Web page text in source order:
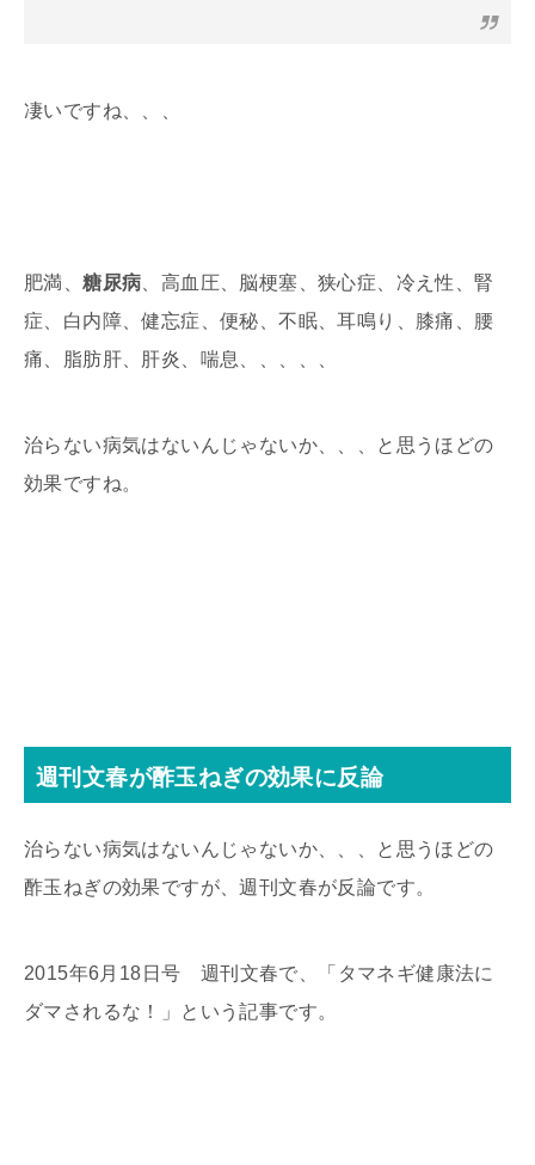
凄いですね、、、
肥満、糖尿病 、高血圧、脳梗塞、狭心症、冷え性、腎
症、白内障、健忘症、便秘、不眠、耳鳴り、膝痛、腰
痛、脂肪肝、肝炎、喘息、、、、、
治らない病気はないんじゃないか、、、と思うほどの
効果ですね。
週刊文春が酢玉ねぎの効果に反論
治らない病気はないんじゃないか、、、と思うほどの
酢玉ねぎの効果ですが、週刊文春が反論です。
2015年6月18日号 週刊文春で、「タマネギ健康法に
ダマされるな！」という記事です。